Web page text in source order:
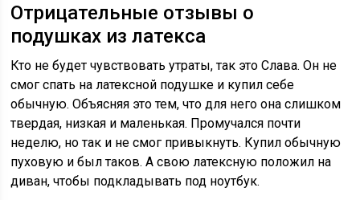
Отрицательные отзывы о
подушках из латекса
Кто не будет чувствовать утраты, так это Слава. Он не
смог спать на латексной подушке и купил себе
обычную. Объясняя это тем, что для него она слишком
твердая, низкая и маленькая. Промучался почти
неделю, но так и не смог привыкнуть. Купил обычную
пуховую и был таков. А свою латексную положил на
диван, чтобы подкладывать под ноутбук.